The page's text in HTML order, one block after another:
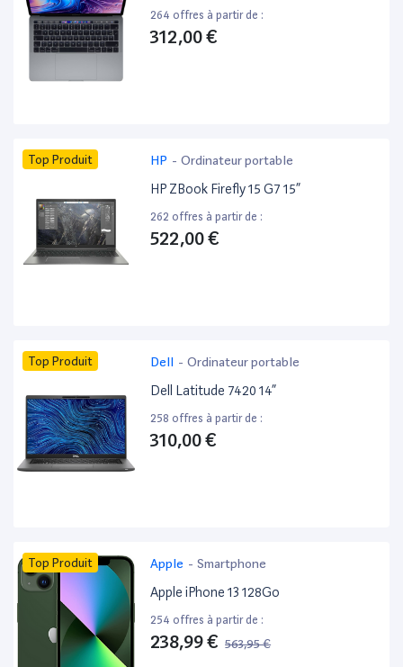
264 offres à partir de :
312,00 €
Top Produit HP - Ordinateur portable
HP ZBook Firefly 15 G7 15”
262 offres à partir de :
522,00 €
Top Produit Dell - Ordinateur portable
Dell Latitude 7420 14”
258 offres à partir de :
310,00 €
Top Produit Apple - Smartphone
Apple iPhone 13 128Go
254 offres à partir de :
238,99 € 563,95 €